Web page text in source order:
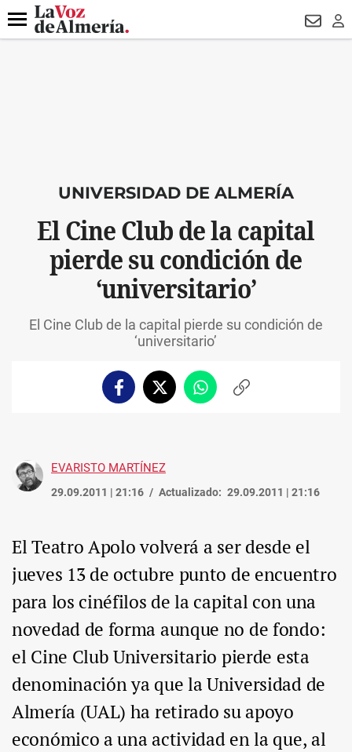
DESTACADO DRON UDA
Menú
UNIVERSIDAD DE ALMERÍA
El Cine Club de la capital
pierde su condición de
‘universitario’
El Cine Club de la capital pierde su condición de
‘universitario’
FacebookTwitterWhatsappCopiar
EVARISTO MARTÍNEZ
29.09.2011 | 21:16 Actualizado: 29.09.2011 | 21:16
El Teatro Apolo volverá a ser desde el
jueves 13 de octubre punto de encuentro
para los cinéfilos de la capital con una
novedad de forma aunque no de fondo:
el Cine Club Universitario pierde esta
denominación ya que la Universidad de
Almería (UAL) ha retirado su apoyo
económico a una actividad en la que, al